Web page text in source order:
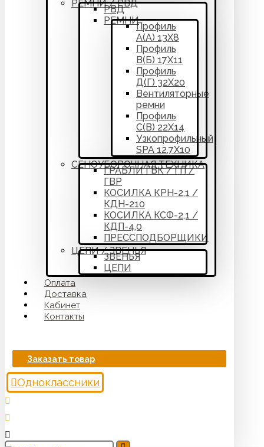
РЕМНИ / РВД
РВД
РЕМНИ
Профиль
А(А) 13Х8
Профиль
В(Б) 17Х11
Профиль
Д(Г) 32Х20
Вентиляторные
ремни
Профиль
С(В) 22Х14
Узкопрофильный
SPA 12,7Х10
СЕНОУБОРОЧНАЯ ТЕХНИКА
ГРАБЛИ ГВК / ГП /
ГВР
КОСИЛКА КРН-2,1 /
КДН-210
КОСИЛКА КСФ-2,1 /
КДП-4,0
ПРЕССПОДБОРЩИКИ
ЦЕПИ / ЗВЕНЬЯ
ЗВЕНЬЯ
ЦЕПИ
Оплата
Доставка
Кабинет
Контакты
Заказать товар
Одноклассники